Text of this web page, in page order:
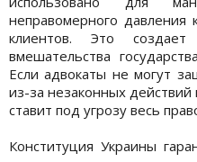
неправомерного давления
клиентов. Это
вмешательства
Если адвокаты не могут
из-за незаконных действий
ставит под угрозу весь
Конституция Украины